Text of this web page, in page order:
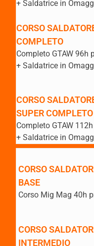
+ Saldatrice in
CORSO
COMPLETO
Completo GTAW 96h
+ Saldatrice in
CORSO
SUPER COMPLETO
Completo GTAW
+ Saldatrice in
CORSO
BASE
Corso Mig Mag 40h
CORSO
INTERMEDIO